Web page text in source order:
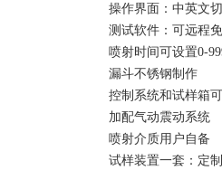
操作界面：中英文
测试软件：可远程
喷射时间可设置0-
漏斗不锈钢制作
控制系统和试样箱
加配气动震动系统
喷射介质用户自备
试样装置一套：定